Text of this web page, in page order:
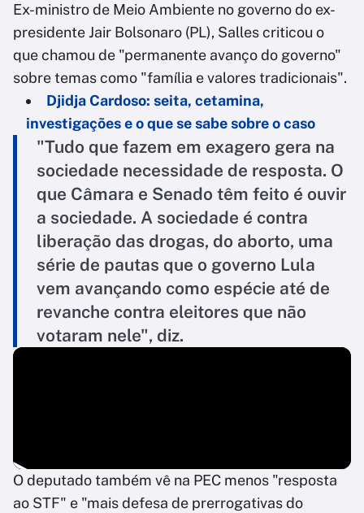
Ex-ministro de Meio Ambiente no governo do ex-
presidente Jair Bolsonaro (PL), Salles criticou o
que chamou de "permanente avanço do governo"
sobre temas como "família e valores tradicionais".
Djidja Cardoso: seita, cetamina,
investigações e o que se sabe sobre o caso
"Tudo que fazem em exagero gera na
sociedade necessidade de resposta. O
que Câmara e Senado têm feito é ouvir
a sociedade. A sociedade é contra
liberação das drogas, do aborto, uma
série de pautas que o governo Lula
vem avançando como espécie até de
revanche contra eleitores que não
votaram nele", diz.
O deputado também vê na PEC menos "resposta
ao STF" e "mais defesa de prerrogativas do